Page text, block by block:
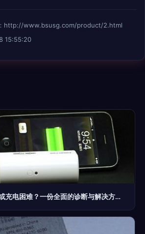
http://www.bsusg.com/product/2.html
15:55:20
苹果手机无法充电或充电困难？一份全面的诊断与解决方案指南